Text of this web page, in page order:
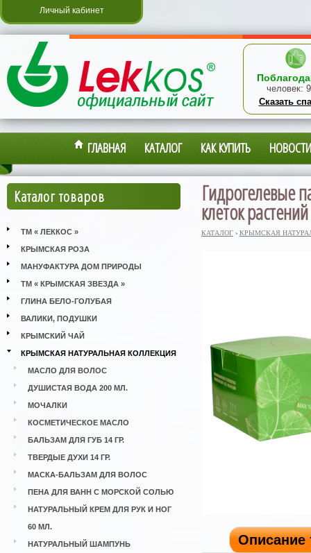
Личный кабинет
человек:
Сказать
ГЛАВНАЯ КАТАЛОГ КАК КУПИТЬ НОВОСТИ
Каталог товаров
ТМ « ЛЕККОС »
КРЫМСКАЯ РОЗА
МАНУФАКТУРА ДОМ ПРИРОДЫ
ТМ « КРЫМСКАЯ ЗВЕЗДА »
ГЛИНА БЕЛО-ГОЛУБАЯ
ВАЛИКИ, ПОДУШКИ
КРЫМСКИЙ ЧАЙ
КРЫМСКАЯ НАТУРАЛЬНАЯ КОЛЛЕКЦИЯ
МАСЛО ДЛЯ ВОЛОС
ДУШИСТАЯ ВОДА 200 МЛ.
МОЧАЛКИ
КОСМЕТИЧЕСКОЕ МАСЛО
БАЛЬЗАМ ДЛЯ ГУБ 14 ГР.
ТВЕРДЫЕ ДУХИ 14 ГР.
МАСКА-БАЛЬЗАМ ДЛЯ ВОЛОС
ПЕНА ДЛЯ ВАНН С МОРСКОЙ СОЛЬЮ
НАТУРАЛЬНЫЙ КРЕМ ДЛЯ РУК И НОГ
60 МЛ.
НАТУРАЛЬНЫЙ ШАМПУНЬ
Гидрогелевые
клеток
КАТАЛОГ › КРЫМСКАЯ
Описание